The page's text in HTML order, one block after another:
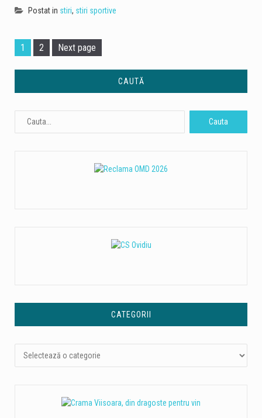
Postat in stiri, stiri sportive
Page
1 Page
2 Next page
CAUTĂ
CATEGORII